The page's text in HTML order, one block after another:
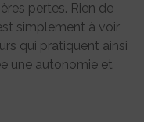
pertes. Rien de
simplement à voir
qui pratiquent ainsi
une autonomie et